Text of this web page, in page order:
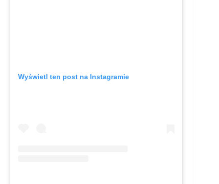
Wyświetl ten post na Instagramie